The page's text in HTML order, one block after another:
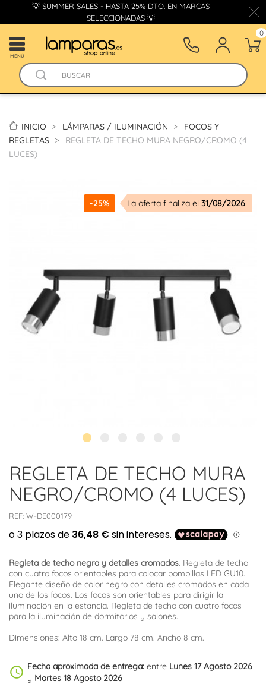
💡 SUMMER SALES - HASTA 25% DTO. EN MARCAS
SELECCIONADAS 💡
MENÚ
0
INICIO LÁMPARAS / ILUMINACIÓN
FOCOS Y
REGLETAS
REGLETA DE TECHO MURA NEGRO/CROMO (4
LUCES)
-25% La oferta finaliza el 31/08/2026
REGLETA DE TECHO MURA
NEGRO/CROMO (4 LUCES)
REF: W-DE000179
Regleta de techo negra y detalles cromados. Regleta de techo
con cuatro focos orientables para colocar bombillas LED GU10.
Elegante diseño de color negro con detalles cromados en cada
uno de los focos. Los focos son orientables para dirigir la
iluminación en la estancia. Regleta de techo con cuatro focos
para la iluminación de dormitorios y salones.
Dimensiones: Alto 18 cm. Largo 78 cm. Ancho 8 cm.
schedule Fecha aproximada de entrega: entre Lunes 17 Agosto 2026
y Martes 18 Agosto 2026